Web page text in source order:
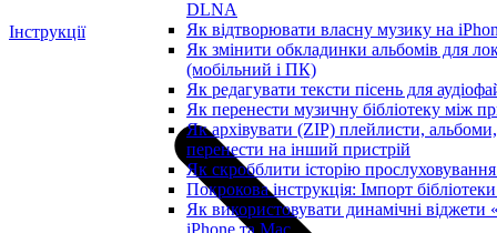
DLNA
Як відтворювати власну музику на
Як змінити обкладинки альбомів для
(мобільний і ПК)
Як редагувати тексти пісень для
Як перенести музичну бібліотеку між
Як архівувати (ZIP) плейлисти,
перенести на інший пристрій
Як скробблити історію
Покрокова інструкція: Імпорт
Як використовувати динамічні віджети
iPhone та Mac
Інструкції